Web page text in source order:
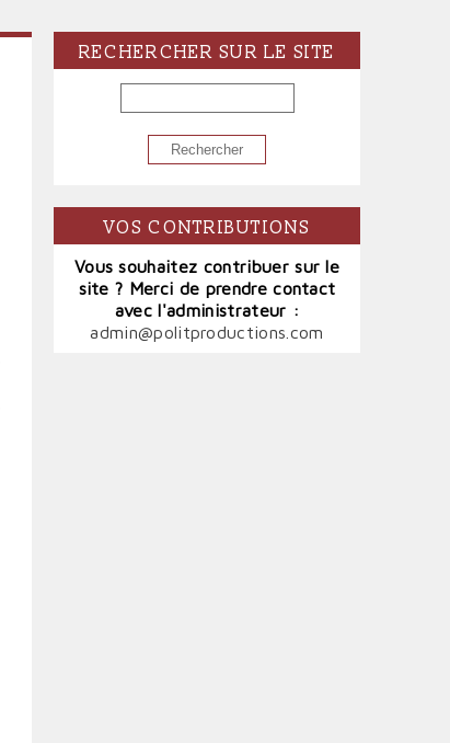
RECHERCHER SUR LE SITE
RECHERCHER
VOS CONTRIBUTIONS
Vous souhaitez contribuer sur le
site ? Merci de prendre contact
avec l'administrateur :
admin@politproductions.com